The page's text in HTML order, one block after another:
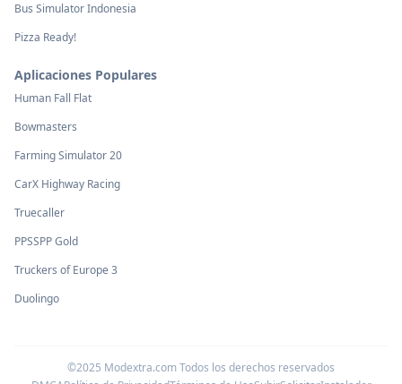
Bus Simulator Indonesia
Pizza Ready!
Aplicaciones Populares
Human Fall Flat
Bowmasters
Farming Simulator 20
CarX Highway Racing
Truecaller
PPSSPP Gold
Truckers of Europe 3
Duolingo
©2025 Modextra.com Todos los derechos reservados